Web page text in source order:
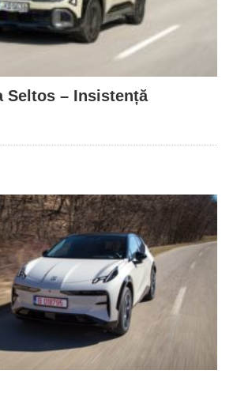
Seltos – Insistență